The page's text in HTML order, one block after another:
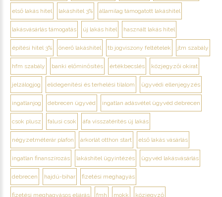
első lakás hitel lakáshitel 3% államilag támogatott lakáshitel
lakásvásárlás támogatás új lakás hitel használt lakás hitel
építési hitel 3% önerő lakáshitel tb jogviszony feltételek jtm szabály
hfm szabály banki előminősítés értékbecslés közjegyzői okirat
jelzálogjog elidegenítési és terhelési tilalom ügyvédi ellenjegyzés
ingatlanjog debrecen ügyvéd ingatlan adásvétel ügyvéd debrecen
csok plusz falusi csok áfa visszatérítés új lakás
négyzetméterár plafon árkorlát otthon start első lakás vásárlás
ingatlan finanszírozás lakáshitel ügyintézés ügyvéd lakásvásárlás
debrecen hajdú-bihar fizetési meghagyás
fizetési meghagyásos eljárás fmh mokk közjegyző